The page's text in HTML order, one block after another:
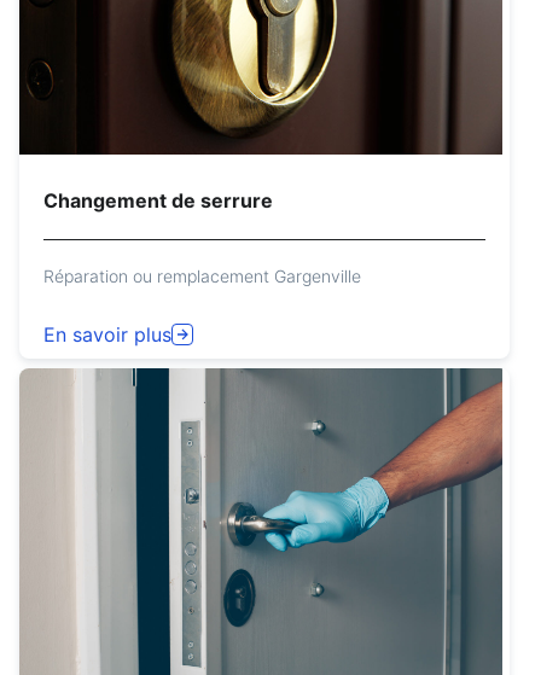
Changement de serrure
Réparation ou remplacement Gargenville
En savoir plus